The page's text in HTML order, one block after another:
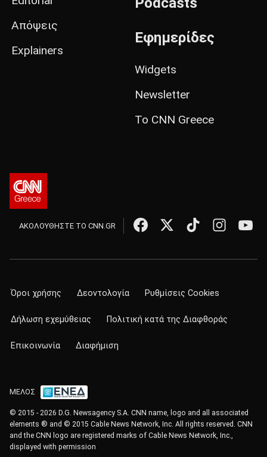
Απόψεις
Explainers
Εφημερίδες
Widgets
Newsletter
Το CNN Greece
ΑΚΟΛΟΥΘΗΣΤΕ ΤΟ CNN.GR
Όροι χρήσης Δεοντολογία Ρυθμίσεις Cookies
Δήλωση εχεμύθειας Πολιτική κατά της Διαφθοράς
Επικοινωνία Διαφήμιση
ΜΕΛΟΣ
© 2015 - 2026 D.G. Newsagency S.A. CNN name, logo and all associated
elements ® and © 2015 Cable News Network, Inc. All rights reserved. CNN
and the CNN logo are registered marks of Cable News Network, Inc.,
displayed with permission